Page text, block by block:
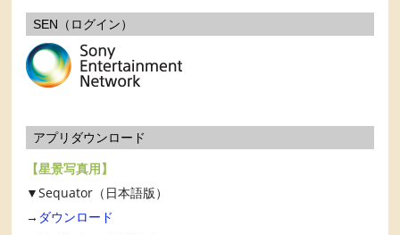
SEN（ログイン）
アプリダウンロード
【星景写真用】
▼Sequator（日本語版）
→ ダウンロード